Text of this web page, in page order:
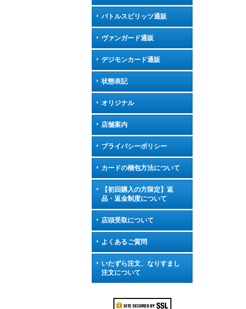
バトルスピリッツ通販
ヴァンガード通販
デジモンカード通販
状態表記
オリジナル
店舗案内
プライバシーポリシー
カードの梱包方法について
【初回購入の方限定】返
品・返金制度について
店頭受取について
よくあるご質問
いたずら注文、なりすまし
注文について